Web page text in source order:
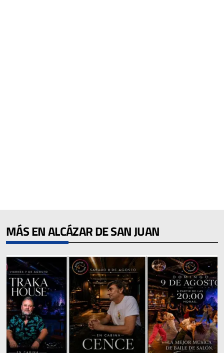
MÁS EN ALCÁZAR DE SAN JUAN